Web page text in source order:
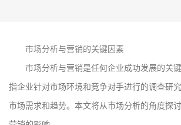
市场分析与营销的关键因素
市场分析与营销是任何企业成功发展的关
指企业针对市场环境和竞争对手进行的调查研
市场需求和趋势。本文将从市场分析的角度探